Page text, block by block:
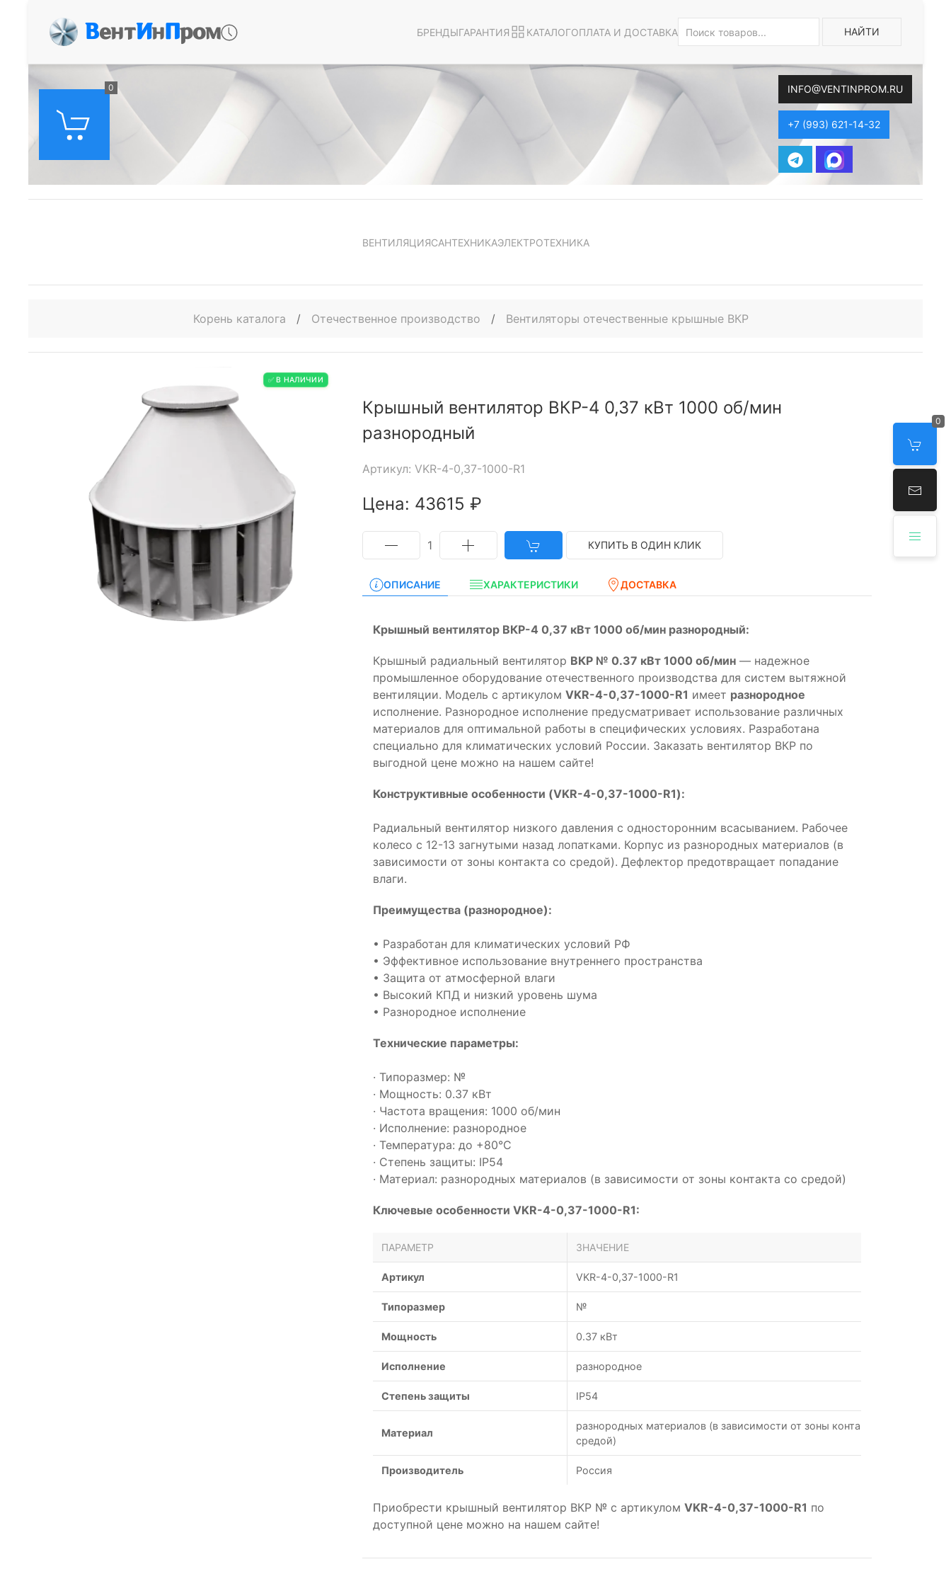
ВентИнПром БРЕНДЫГАРАНТИЯ КАТАЛОГОПЛАТА И ДОСТАВКА НАЙТИ
0 INFO@VENTINPROM.RU
+7 (993) 621-14-32
0
ВЕНТИЛЯЦИЯСАНТЕХНИКАЭЛЕКТРОТЕХНИКА
Корень каталога / Отечественное производство / Вентиляторы отечественные крышные ВКР
✅ В НАЛИЧИИ
Крышный вентилятор ВКР-4 0,37 кВт 1000 об/мин
разнородный
Артикул: VKR-4-0,37-1000-R1
Цена: 43615 ₽
1 КУПИТЬ В ОДИН КЛИК
ОПИСАНИЕ ХАРАКТЕРИСТИКИ ДОСТАВКА
Крышный вентилятор ВКР-4 0,37 кВт 1000 об/мин разнородный:
Крышный радиальный вентилятор ВКР № 0.37 кВт 1000 об/мин — надежное
промышленное оборудование отечественного производства для систем вытяжной
вентиляции. Модель с артикулом VKR-4-0,37-1000-R1 имеет разнородное
исполнение. Разнородное исполнение предусматривает использование различных
материалов для оптимальной работы в специфических условиях. Разработана
специально для климатических условий России. Заказать вентилятор ВКР по
выгодной цене можно на нашем сайте!
Конструктивные особенности (VKR-4-0,37-1000-R1):
Радиальный вентилятор низкого давления с односторонним всасыванием. Рабочее
колесо с 12-13 загнутыми назад лопатками. Корпус из разнородных материалов (в
зависимости от зоны контакта со средой). Дефлектор предотвращает попадание
влаги.
Преимущества (разнородное):
• Разработан для климатических условий РФ
• Эффективное использование внутреннего пространства
• Защита от атмосферной влаги
• Высокий КПД и низкий уровень шума
• Разнородное исполнение
Технические параметры:
· Типоразмер: №
· Мощность: 0.37 кВт
· Частота вращения: 1000 об/мин
· Исполнение: разнородное
· Температура: до +80°С
· Степень защиты: IP54
· Материал: разнородных материалов (в зависимости от зоны контакта со средой)
Ключевые особенности VKR-4-0,37-1000-R1:
ПАРАМЕТР ЗНАЧЕНИЕ
Артикул VKR-4-0,37-1000-R1
Типоразмер №
Мощность 0.37 кВт
Исполнение разнородное
Степень защиты IP54
Материал
разнородных материалов (в зависимости от зоны контакта со
средой)
Производитель Россия
Приобрести крышный вентилятор ВКР № с артикулом VKR-4-0,37-1000-R1 по
доступной цене можно на нашем сайте!